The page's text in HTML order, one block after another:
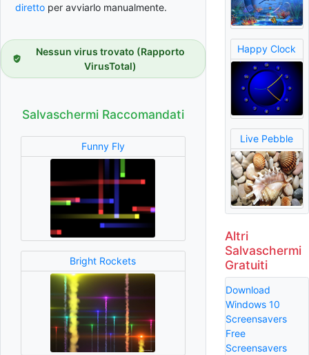
diretto per avviarlo manualmente.
Nessun virus trovato (Rapporto
VirusTotal)
Salvaschermi Raccomandati
Funny Fly
Bright Rockets
Happy Clock
Live Pebble
Altri
Salvaschermi
Gratuiti
Download
Windows 10
Screensavers
Free
Screensavers